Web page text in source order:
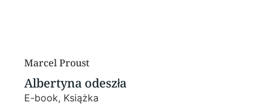
Marcel Proust
Albertyna odeszła
E-book, Książka